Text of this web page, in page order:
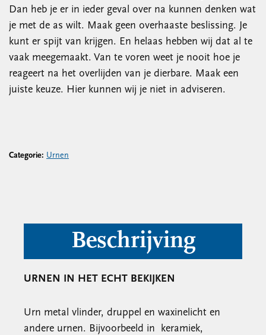
Dan heb je er in ieder geval over na kunnen denken wat
je met de as wilt. Maak geen overhaaste beslissing. Je
kunt er spijt van krijgen. En helaas hebben wij dat al te
vaak meegemaakt. Van te voren weet je nooit hoe je
reageert na het overlijden van je dierbare. Maak een
juiste keuze. Hier kunnen wij je niet in adviseren.
Categorie: Urnen
Beschrijving
URNEN IN HET ECHT BEKIJKEN
Urn metal vlinder, druppel en waxinelicht en
andere urnen. Bijvoorbeeld in keramiek,